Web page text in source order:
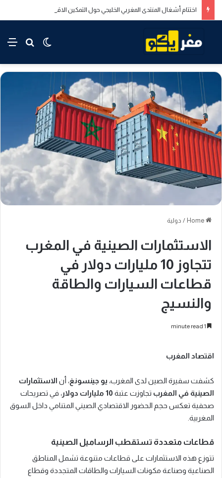
for
Switch skin
/ دولية
الاستثمارات الصينية في المغرب
تتجاوز 10 مليارات دولار في
قطاعات السيارات والطاقة
والنسيج
اقتصاد المغرب
كشفت سفيرة الصين لدى المغرب، يو جينسونغ، أن الاستثمارات
الصينية في المغرب تجاوزت عتبة 10 مليارات دولار
، في تصريحات
صحفية تعكس حجم الحضور الاقتصادي الصيني المتنامي داخل السوق
المغربية.
قطاعات متعددة تستقطب الرساميل الصينية
تتوزع هذه الاستثمارات على قطاعات متنوعة تشمل المناطق
الصناعية وصناعة مكونات السيارات والطاقات المتجددة وقطاع